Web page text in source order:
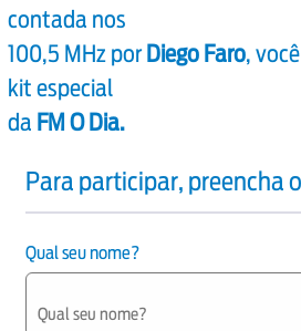
contada nos
100,5 MHz porDiego Faro,
kit especial
da FM O Dia.
Para participar, preencha
Qual seu nome?